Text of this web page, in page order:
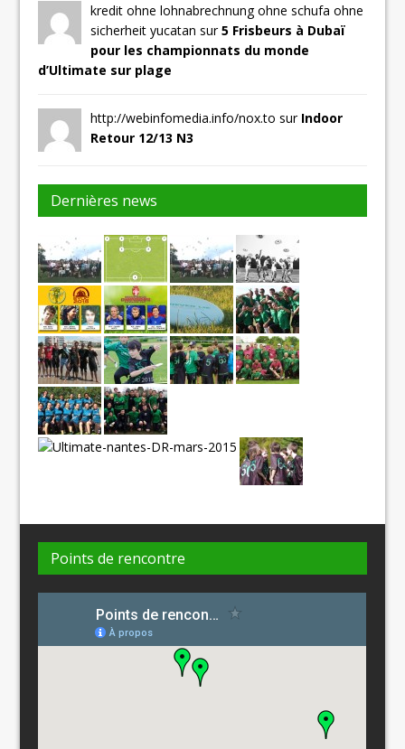
kredit ohne lohnabrechnung ohne schufa ohne
sicherheit yucatan sur5 Frisbeurs à Dubaï
pour les championnats du monde
d’Ultimate sur plage
http://webinfomedia.info/nox.to sur Indoor
Retour 12/13 N3
Dernières news
Points de rencontre